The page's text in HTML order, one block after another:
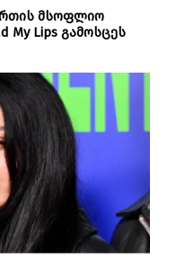
მსოფლიო
My Lips გამოსცეს